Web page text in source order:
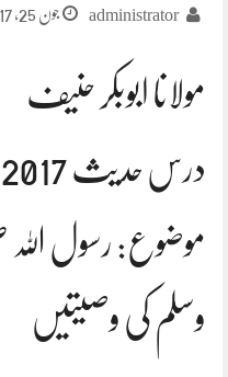
administrator جون 25, 2017
مولانا ابوبکر حنیف
درس حدیث 2017-06-25
موضوع: رسول اللہ
وسلم کی وصیتیں